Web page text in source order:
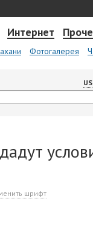
Интернет
Фотогалерея
шрифт